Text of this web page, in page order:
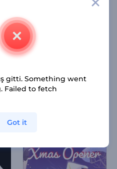
gitti. Something went
Failed to fetch
Got it